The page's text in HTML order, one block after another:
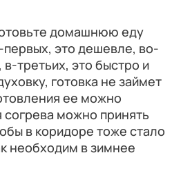
домашнюю еду
первых, это дешевле, во-
третьих, это быстро и
готовка не займет
ее можно
согрева можно принять
в коридоре тоже стало
необходим в зимнее